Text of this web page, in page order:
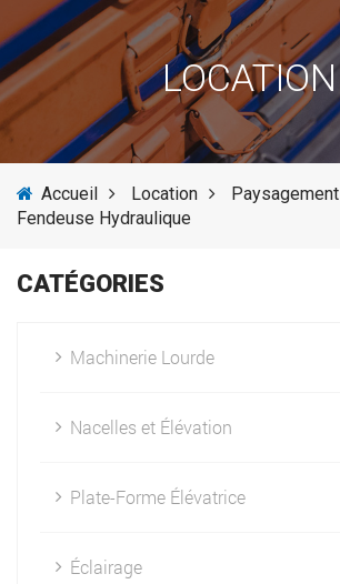
LOCATION
INVENTAIRE
SERVICES
ACTUALITÉS
FOURNISSEURS
LOCATION
Accueil Location
Paysagement
Fendeuse Hydraulique
CATÉGORIES
Machinerie Lourde
Nacelles et Élévation
Plate-Forme Élévatrice
Éclairage